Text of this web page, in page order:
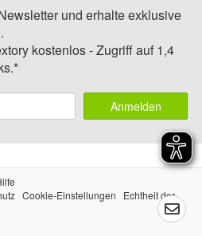
und erhalte exklusive
kostenlos - Zugriff auf 1,4
Anmelden
Cookie-Einstellungen
Echtheit der